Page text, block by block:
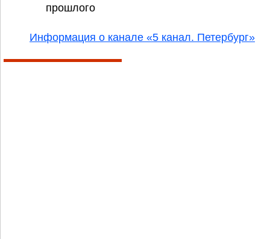
прошлого
Информация о канале «5 канал. Петербург»